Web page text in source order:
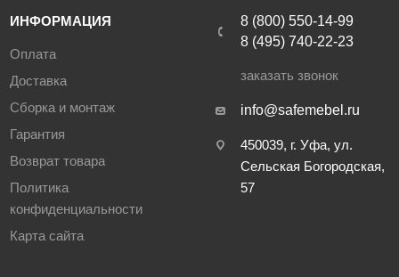
ИНФОРМАЦИЯ
Оплата
Доставка
Сборка и монтаж
Гарантия
Возврат товара
Политика
конфиденциальности
Карта сайта
8 (800) 550-14-99
8 (495) 740-22-23
заказать звонок
info@safemebel.ru
450039, г. Уфа, ул.
Сельская Богородская,
57